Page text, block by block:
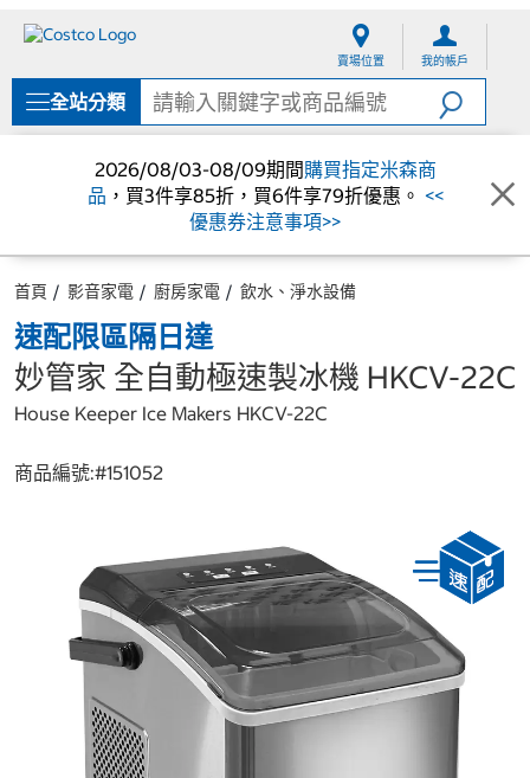
單
賣場位置 我的帳戶
全站分類
2026/08/03-08/09期間購買指定米森商
品 ，買3件享85折，買6件享79折優惠。 <<
優惠券注意事項>>
首頁 影音家電 廚房家電 飲水、淨水設備
速配限區隔日達
妙管家 全自動極速製冰機 HKCV-22C
House Keeper Ice Makers HKCV-22C
商品編號:#151052